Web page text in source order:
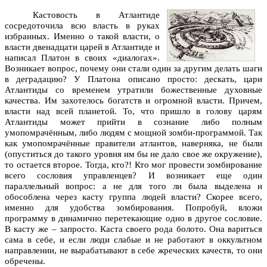
Кастовость в Атлантиде
сосредоточила всю власть в руках
избранных. Именно о такой власти, о
власти двенадцати царей в Атлантиде и
написал Платон в своих «диалогах».
Возникает вопрос, почему они стали один за другим делать шаги
в деградацию? У Платона описано просто: дескать, цари
Атлантиды со временем утратили божественные духовные
качества. Им захотелось богатств и огромной власти. Причем,
власти над всей планетой. То, что пришло в голову царям
Атлантиды может прийти в сознание либо полным
умопомрачённым, либо людям с мощной зомби‑программой. Так
как умопомрачённые правители атлантов, наверняка, не были
(опуститься до такого уровня им бы не дало свое же окружение),
то остается второе. Тогда, кто?! Кто мог провести зомбирование
всего сословия управленцев? И возникает еще один
параллельный вопрос: а не для того ли была выделена и
обособлена через касту группа людей власти? Скорее всего,
именно для удобства зомбирования. Попробуй, вложи
программу в динамично перетекающие одно в другое сословие.
В касту же – запросто. Каста своего рода болото. Она вариться
сама в себе, и если люди слабые и не работают в оккультном
направлении, не вырабатывают в себе жреческих качеств, то они
обречены.